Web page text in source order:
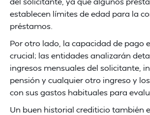
establecen límites de edad para la
préstamos.
Por otro lado, la capacidad de pago
crucial; las entidades analizarán
ingresos mensuales del solicitante,
pensión y cualquier otro ingreso y
con sus gastos habituales para
Un buen historial crediticio también